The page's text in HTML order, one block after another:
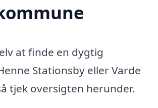
at finde en dygtig
Stationsby eller Varde
tjek oversigten herunder.